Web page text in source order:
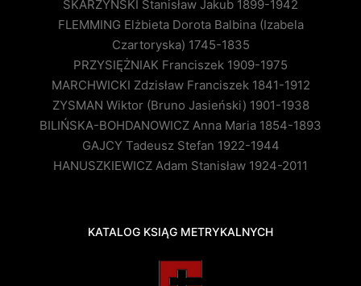
SKARZYŃSKI Stanisław Jakub 1899-1942
FLEMMING Elżbieta Dorota Balbina (Izabela
Czartoryska) 1745-1835
PRZYSIĘŻNIAK Franciszek 1909-1975
MARCHWICKI Zdzisław Franciszek 1841-1912
ZYSMAN Wiktor (Bruno Jasieński) 1901-1938
BILIŃSKA-BOHDANOWICZ Anna Maria 1854-1893
GAJCY Tadeusz Stefan 1922-1944
HANUSZKIEWICZ Adam Stanisław 1924-2011
KATALOG KSIĄG METRYKALNYCH